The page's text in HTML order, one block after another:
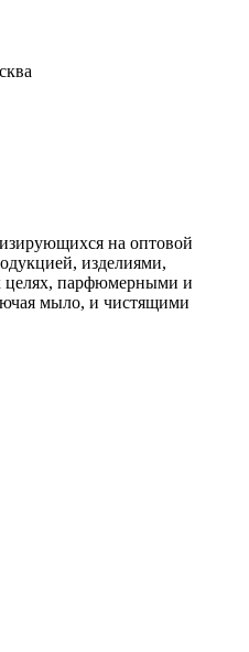
на оптовой
изделиями,
парфюмерными и
мыло, и чистящими